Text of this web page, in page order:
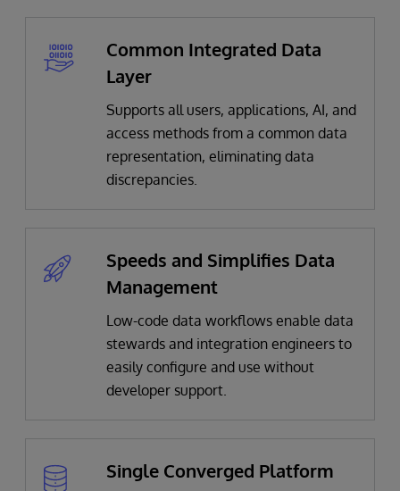
Common Integrated Data
Layer
Supports all users, applications, AI, and
access methods from a common data
representation, eliminating data
discrepancies.​
Speeds and Simplifies Data
Management
Low-code data workflows enable data
stewards and integration engineers to
easily configure and use without
developer support​.
Single Converged Platform